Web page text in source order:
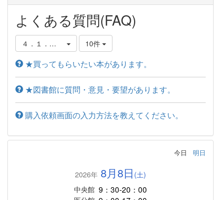
よくある質問(FAQ)
４．１．図書館への要望
10件
★買ってもらいたい本があります。
★図書館に質問・意見・要望があります。
購入依頼画面の入力方法を教えてください。
今日 明日
2026年 8月8日 (土)
中央館 9：30-20：00